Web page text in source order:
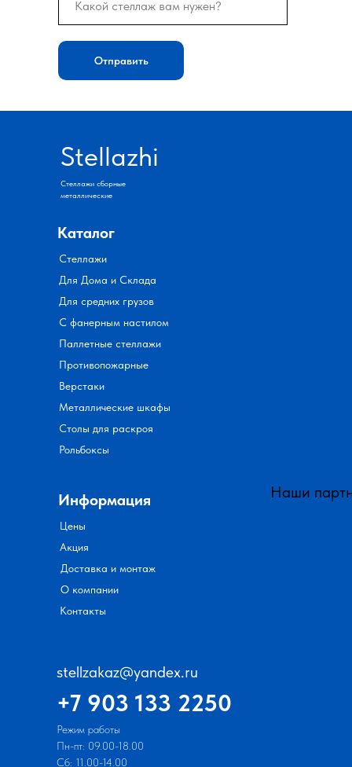
Отправить
Стеллажи сборные
металлические
Stellazhi
Информация
Цены
Акция
Доставка и монтаж
О компании
Контакты
Режим работы
Пн-пт: 09.00-18.00
Сб: 11.00-14.00
stellzakaz@yandex.ru
+7 903 133 2250
Каталог
Стеллажи
Для Дома и Склада
Для средних грузов
С фанерным настилом
Паллетные стеллажи
Противопожарные
Верстаки
Металлические шкафы
Столы для раскроя
Рольбоксы
Наши